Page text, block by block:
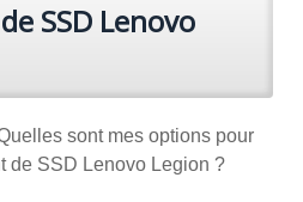
SSD Lenovo
sont mes options pour
de SSD Lenovo Legion ?